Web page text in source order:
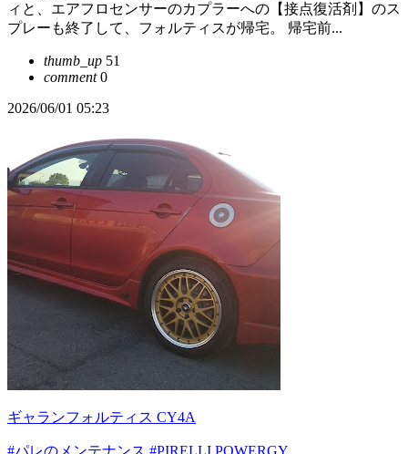
ィと、エアフロセンサーのカプラーへの【接点復活剤】のス
プレーも終了して、フォルティスが帰宅。 帰宅前...
thumb_up 51
comment0
2026/06/01 05:23
ギャランフォルティス CY4A
#パレのメンテナンス #PIRELLI POWERGY